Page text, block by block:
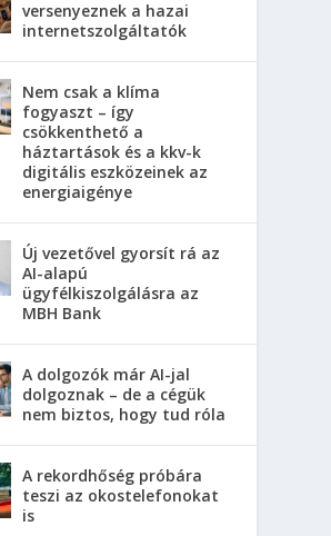
versenyeznek a hazai
internetszolgáltatók
Nem csak a klíma
fogyaszt – így
csökkenthető a
háztartások és a kkv-k
digitális eszközeinek az
energiaigénye
Új vezetővel gyorsít rá az
AI-alapú
ügyfélkiszolgálásra az
MBH Bank
A dolgozók már AI-jal
dolgoznak – de a cégük
nem biztos, hogy tud róla
A rekordhőség próbára
teszi az okostelefonokat
is